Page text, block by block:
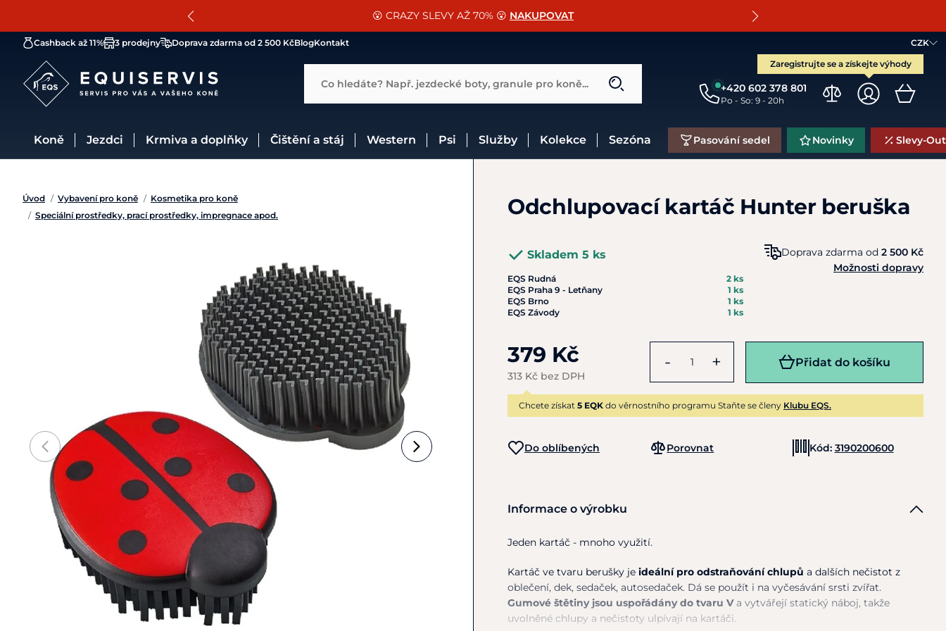
SLEVA 13% na vše od Cassini! CHCI SLEVU
😮 CRAZY SLEVY AŽ 70% 😮 NAKUPOVAT
📐Pasování a doplňky k vybraným sedlům ZDARMA 🐴
CZK
Zaregistrujte se a získejte výhody
+420 602 378 801
Po - So: 9 - 20h
Cashback až 11% 3 prodejny Doprava zdarma od 2 500 KčBlogKontakt
Co hledáte? Např. jezdecké boty, granule pro koně...
Koně Jezdci Krmiva a doplňky Čištění a stáj Western Psi Služby Kolekce Sezóna Pasování sedel Novinky Slevy-
Úvod / Vybavení pro koně / Kosmetika pro koně
/ Speciální prostředky, prací prostředky, impregnace apod. Odchlupovací kartáč Hunter beruška
Skladem 5 ks
EQS Rudná
2 ks
EQS Praha 9 - Letňany
1 ks
EQS Brno
1 ks
EQS Závody
1 ks
Doprava zdarma od 2 500 Kč
Možnosti dopravy
379 Kč
313 Kč bez DPH
- + Přidat do košíku
Chcete získat 5 EQK do věrnostního programu Staňte se členy Klubu EQS.
Do oblíbených Porovnat Kód: 3190200600
Informace o výrobku
Jeden kartáč - mnoho využití.
Kartáč ve tvaru berušky je ideální pro odstraňování chlupů a dalších nečistot z
oblečení, dek, sedaček, autosedaček. Dá se použít i na vyčesávání srsti zvířat.
Gumové štětiny jsou uspořádánydo tvaru Va vytvářejí statický náboj, takže
uvolněné chlupy a nečistoty ulpívají na kartáči.